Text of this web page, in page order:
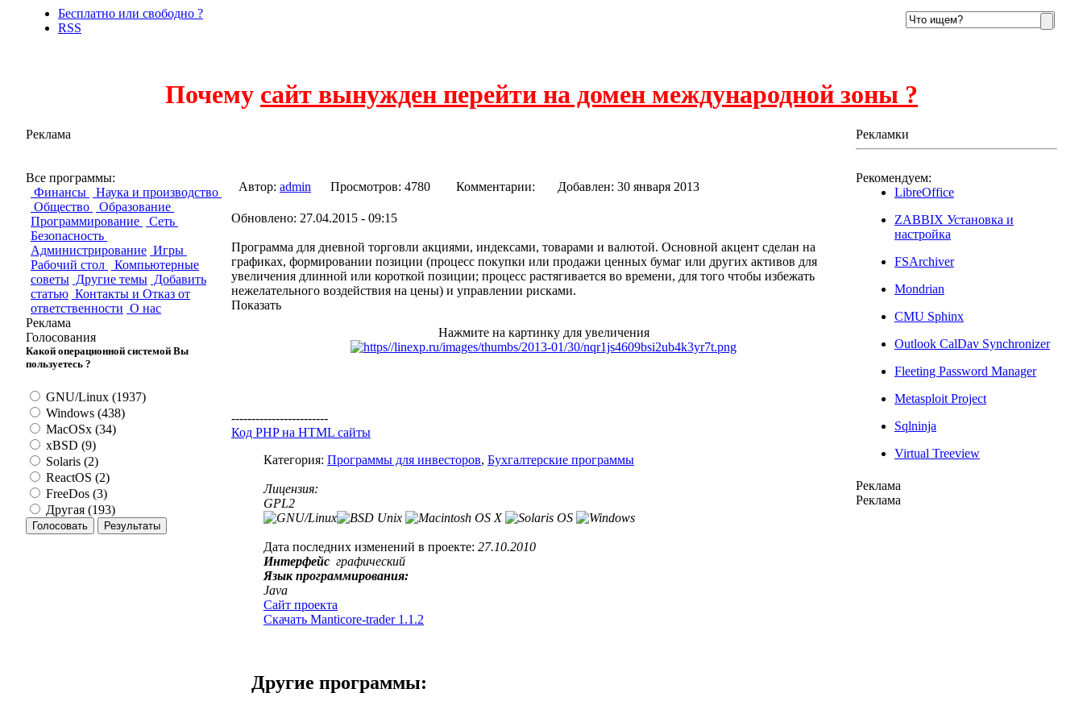
Бесплатно или свободно ?
RSS
Почему сайт вынужден перейти на домен международной зоны ?
Реклама
Все программы:
Финансы
Наука и производство
Общество
Образование
Программирование
Сеть
Безопасность
Администрирование Игры
Рабочий стол
Компьютерные
советы Другие темы Добавить
статью Контакты и Отказ от
ответственности О нас
Реклама
Голосования
Какой операционной системой Вы
пользуетесь ?
GNU/Linux (1937)
Windows (438)
MacOSx (34)
xBSD (9)
Solaris (2)
ReactOS (2)
FreeDos (3)
Другая (193)
Автор: admin Просмотров: 4780 Комментарии: Добавлен: 30 января 2013
Обновлено: 27.04.2015 - 09:15
Программа для дневной торговли акциями, индексами, товарами и валютой. Основной акцент сделан на
графиках, формировании позиции (процесс покупки или продажи ценных бумаг или других активов для
увеличения длинной или короткой позиции; процесс растягивается во времени, для того чтобы избежать
нежелательного воздействия на цены) и управлении рисками.
Показать
Нажмите на картинку для увеличения
------------------------
Код PHP на HTML сайты
Категория: Программы для инвесторов, Бухгалтерские программы
Лицензия:
GPL2
Дата последних изменений в проекте: 27.10.2010
Интерфейс графический
Язык программирования:
Java
Сайт проекта
Скачать Manticore-trader 1.1.2
Другие программы:
Рекламки
Рекомендуем:
LibreOffice
ZABBIX Установка и
настройка
FSArchiver
Mondrian
CMU Sphinx
Outlook CalDav Synchronizer
Fleeting Password Manager
Metasploit Project
Sqlninja
Virtual Treeview
Реклама
Реклама